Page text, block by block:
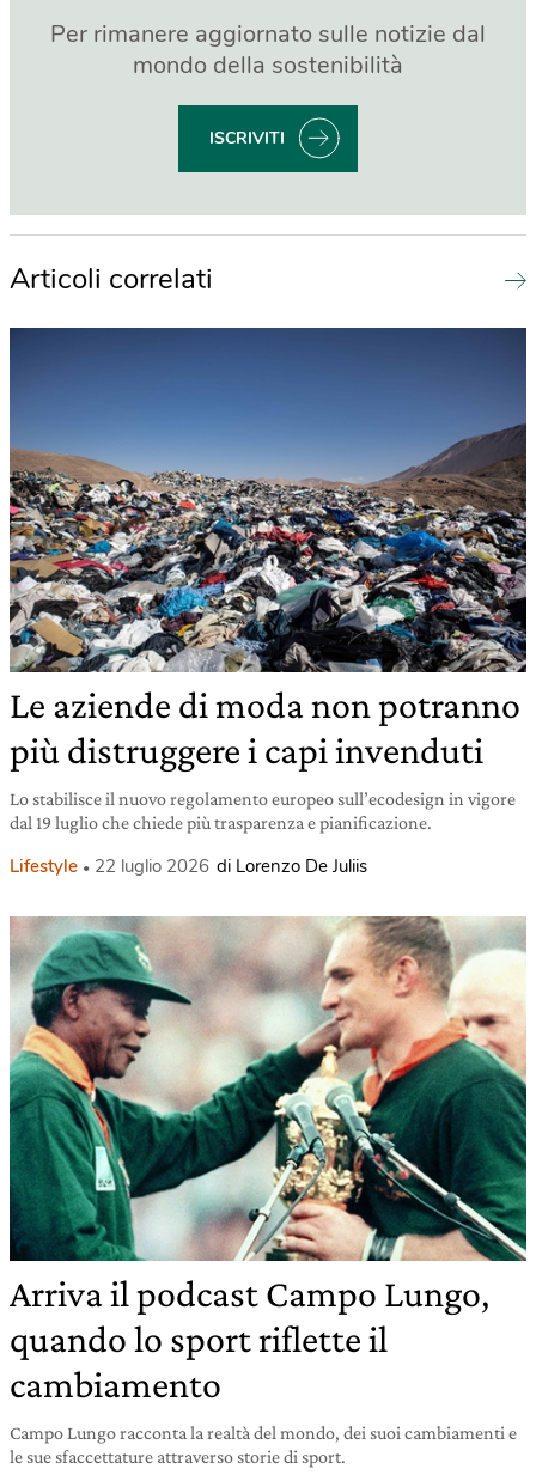
Per rimanere aggiornato sulle notizie dal
mondo della sostenibilità
ISCRIVITI
Articoli correlati
Le aziende di moda non potranno
più distruggere i capi invenduti
Lo stabilisce il nuovo regolamento europeo sull’ecodesign in vigore
dal 19 luglio che chiede più trasparenza e pianificazione.
Lifestyle 22 luglio 2026 di Lorenzo De Juliis
Arriva il podcast Campo Lungo,
quando lo sport riflette il
cambiamento
Campo Lungo racconta la realtà del mondo, dei suoi cambiamenti e
le sue sfaccettature attraverso storie di sport.